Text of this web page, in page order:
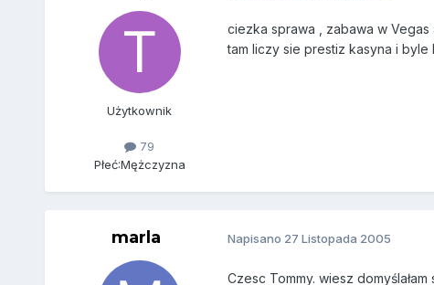
Użytkownik
79
Płeć:Mężczyzna
ciezka sprawa , zabawa w
tam liczy sie prestiz kasyna i byle
marla Napisano 27 Listopada 2005
Czesc Tommy. wiesz